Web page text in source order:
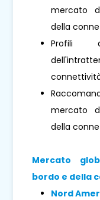
mercato
della
Profili
mercato
della
Mercato
bordo e della
Nord